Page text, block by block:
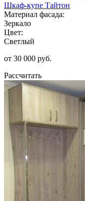
Шкаф-купе Тайтон
Материал фасада:
Зеркало
Цвет:
Светлый
от 30 000 руб.
Рассчитать